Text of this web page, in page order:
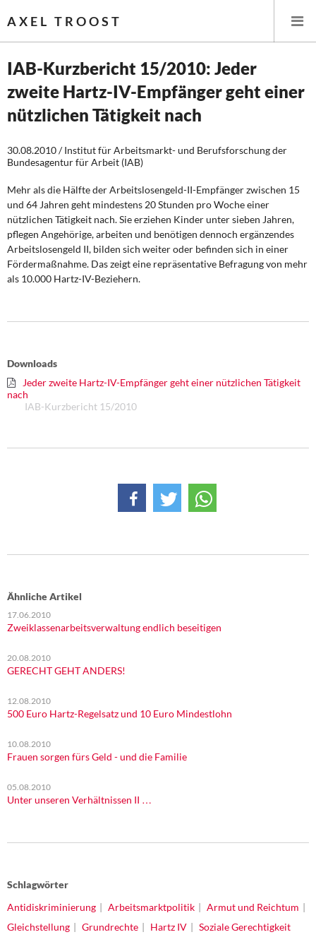
AXEL TROOST
Startseite
Leitlinien linker Wirtschafts- und Finanzpolitik
Wirtschaftspolitik
Steuer- und Finanzpolitik
Öffentliche Infrastruktur und Daseinsvorsorge
DIE LINKE
Memo-Gruppe
IAB-Kurzbericht 15/2010: Jeder
zweite Hartz-IV-Empfänger geht einer
nützlichen Tätigkeit nach
30.08.2010 / Institut für Arbeitsmarkt- und Berufsforschung der
Bundesagentur für Arbeit (IAB)
Mehr als die Hälfte der Arbeitslosengeld-II-Empfänger zwischen 15
und 64 Jahren geht mindestens 20 Stunden pro Woche einer
nützlichen Tätigkeit nach. Sie erziehen Kinder unter sieben Jahren,
pflegen Angehörige, arbeiten und benötigen dennoch ergänzendes
Arbeitslosengeld II, bilden sich weiter oder befinden sich in einer
Fördermaßnahme. Das zeigt eine repräsentative Befragung von mehr
als 10.000 Hartz-IV-Beziehern.
Downloads
Jeder zweite Hartz-IV-Empfänger geht einer nützlichen Tätigkeit
nach
IAB-Kurzbericht 15/2010
Ähnliche Artikel
17.06.2010
Zweiklassenarbeitsverwaltung endlich beseitigen
20.08.2010
GERECHT GEHT ANDERS!
12.08.2010
500 Euro Hartz-Regelsatz und 10 Euro Mindestlohn
10.08.2010
Frauen sorgen fürs Geld - und die Familie
05.08.2010
Unter unseren Verhältnissen II …
Schlagwörter
Antidiskriminierung
Arbeitsmarktpolitik
Armut und Reichtum
Gleichstellung
Grundrechte Hartz IV Soziale Gerechtigkeit